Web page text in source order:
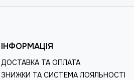
ІНФОРМАЦІЯ
ДОСТАВКА ТА ОПЛАТА
ЗНИЖКИ ТА СИСТЕМА ЛОЯЛЬНОСТІ